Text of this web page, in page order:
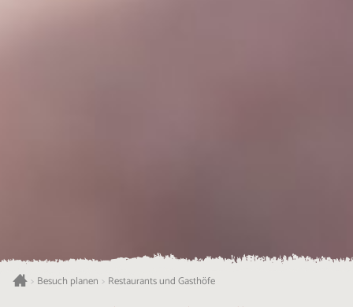
> Besuch planen > Restaurants und Gasthöfe